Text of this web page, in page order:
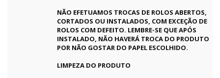
NÃO EFETUAMOS TROCAS DE ROLOS ABERTOS,
CORTADOS OU INSTALADOS, COM EXCEÇÃO DE
ROLOS COM DEFEITO. LEMBRE-SE QUE APÓS
INSTALADO, NÃO HAVERÁ TROCA DO PRODUTO
POR NÃO GOSTAR DO PAPEL ESCOLHIDO.
LIMPEZA DO PRODUTO